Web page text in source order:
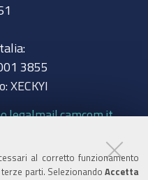
al corretto funzionamento
parti. Selezionando Accetta
3855
XECKYI